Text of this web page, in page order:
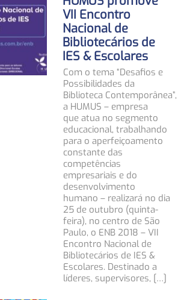
VII Encontro
Nacional de
Bibliotecários de
IES & Escolares
Com o tema “Desafios e
Possibilidades da
Biblioteca Contemporânea”,
a HUMUS – empresa
que atua no segmento
educacional, trabalhando
para o aperfeiçoamento
constante das
competências
empresariais e do
desenvolvimento
humano – realizará no dia
25 de outubro (quinta-
feira), no centro de São
Paulo, o ENB 2018 – VII
Encontro Nacional de
Bibliotecários de IES &
Escolares. Destinado a
líderes, supervisores, […]